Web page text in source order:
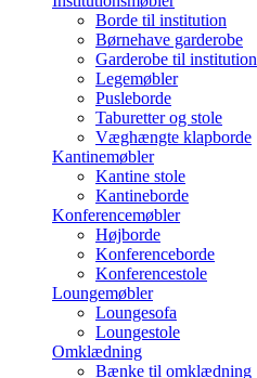
Borde til institution
Børnehave garderobe
Garderobe til institution
Legemøbler
Pusleborde
Taburetter og stole
Væghængte klapborde
Kantinemøbler
Kantine stole
Kantineborde
Konferencemøbler
Højborde
Konferenceborde
Konferencestole
Loungemøbler
Loungesofa
Loungestole
Omklædning
Bænke til omklædning